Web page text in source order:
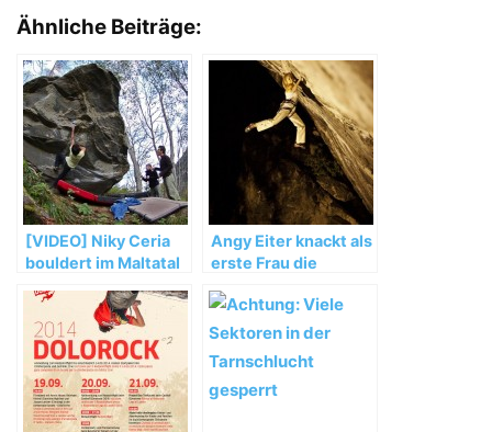
Ähnliche Beiträge:
[VIDEO] Niky Ceria
bouldert im Maltatal
Angy Eiter knackt als
erste Frau die
und „Zauberfee“
(8c+)